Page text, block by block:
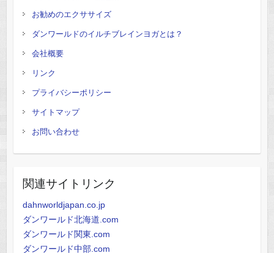
お勧めのエクササイズ
ダンワールドのイルチブレインヨガとは？
会社概要
リンク
プライバシーポリシー
サイトマップ
お問い合わせ
関連サイトリンク
dahnworldjapan.co.jp
ダンワールド北海道.com
ダンワールド関東.com
ダンワールド中部.com